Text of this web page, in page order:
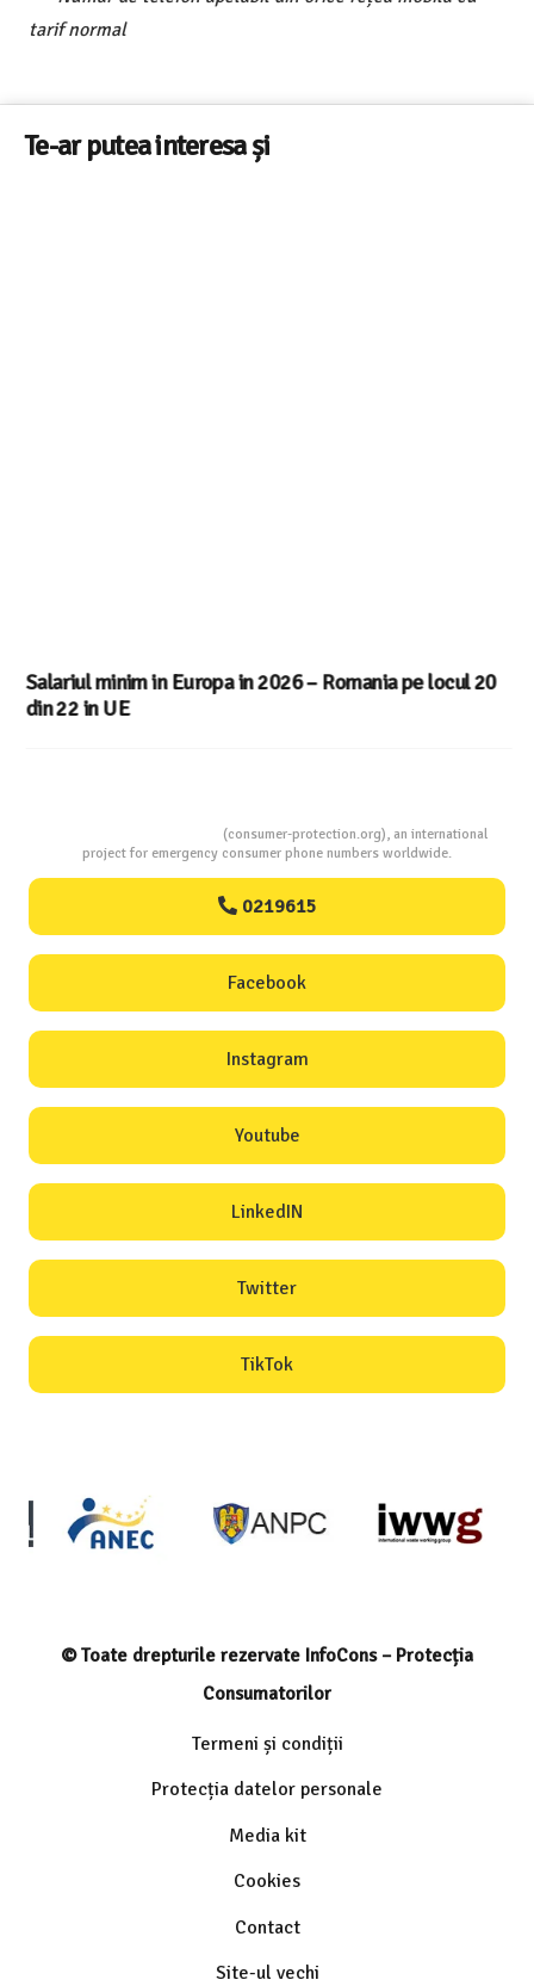
tarif normal
Te-ar putea interesa și
Salariul minim in Europa in 2026 – Romania pe locul 20
din 22 in UE
(consumer-protection.org), an international
project for emergency consumer phone numbers worldwide.
0219615
Facebook
Instagram
Youtube
LinkedIN
Twitter
TikTok
© Toate drepturile rezervate InfoCons – Protecția
Consumatorilor
Termeni și condiții
Protecția datelor personale
Media kit
Cookies
Contact
Site-ul vechi